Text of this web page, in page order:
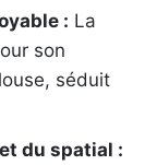
: La
son
séduit
du spatial :